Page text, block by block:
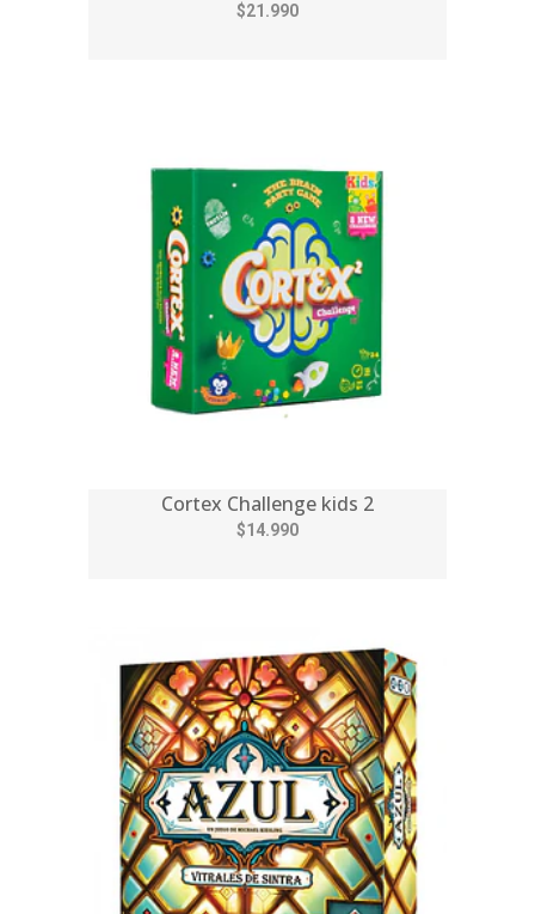
$21.990
Cortex Challenge kids 2
$14.990